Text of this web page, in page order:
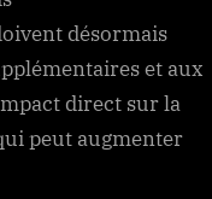
désormais
et aux
direct sur la
peut augmenter